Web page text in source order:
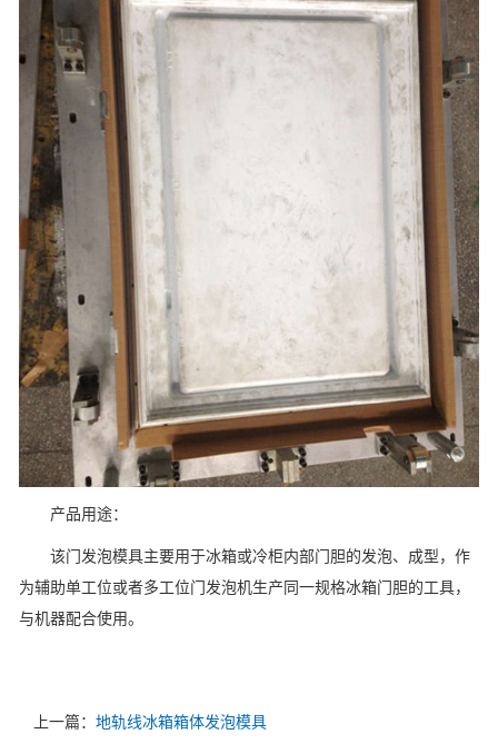
产品用途：
该门发泡模具主要用于冰箱或冷柜内部门胆的发泡、成型，作
为辅助单工位或者多工位门发泡机生产同一规格冰箱门胆的工具，
与机器配合使用。
上一篇： 地轨线冰箱箱体发泡模具